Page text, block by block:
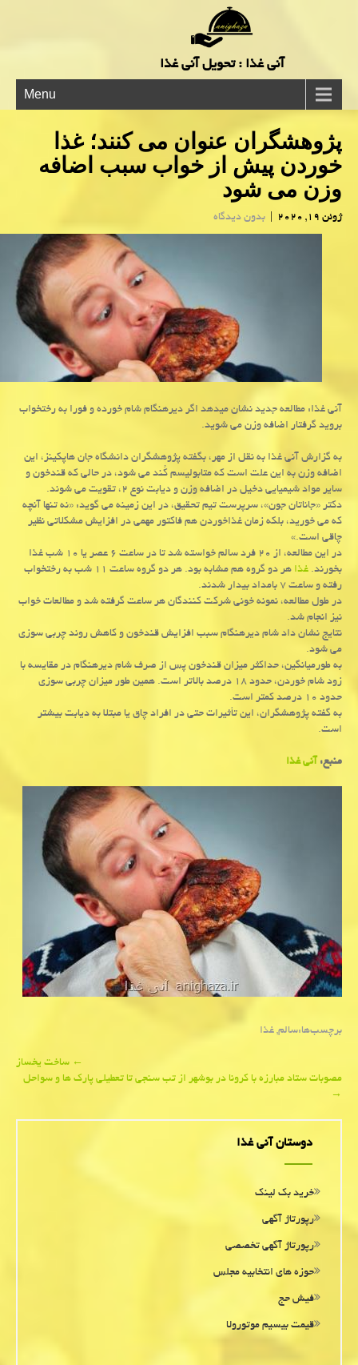
آنی غذا : تحویل آنی غذا
Menu
پژوهشگران عنوان می كنند؛ غذا
خوردن پیش از خواب سبب اضافه
وزن می شود
ژوئن 19, 2020 | بدون دیدگاه
آنی غذا: مطالعه جدید نشان میدهد اگر دیرهنگام شام خورده و فورا به رختخواب
بروید گرفتار اضافه وزن می شوید.
به گزارش آنی غذا به نقل از مهر، بگفته پژوهشگران دانشگاه جان هاپکینز، این
اضافه وزن به این علت است که متابولیسم کُند می شود، در حالی که قندخون و
سایر مواد شیمیایی دخیل در اضافه وزن و دیابت نوع ۲، تقویت می شوند.
دکتر «جاناتان جون»، سرپرست تیم تحقیق، در این زمینه می گوید: «نه تنها آنچه
که می خورید، بلکه زمان غذاخوردن هم فاکتور مهمی در افزایش مشکلاتی نظیر
چاقی است.»
در این مطالعه، از ۲۰ فرد سالم خواسته شد تا در ساعت ۶ عصر یا ۱۰ شب غذا
بخورند.غذا
هر دو گروه هم مشابه بود. هر دو گروه ساعت ۱۱ شب به رختخواب
رفته و ساعت ۷ بامداد بیدار شدند.
در طول مطالعه، نمونه خونی شرکت کنندگان هر ساعت گرفته شد و مطالعات خواب
نیز انجام شد.
نتایج نشان داد شام دیرهنگام سبب افزایش قندخون و کاهش روند چربی سوزی
می شود.
به طورمیانگین، حداکثر میزان قندخون پس از صرف شام دیرهنگام در مقایسه با
زود شام خوردن، حدود ۱۸ درصد بالاتر است. همین طور میزان چربی سوزی
حدود ۱۰ درصد کمتر است.
به گفته پژوهشگران، این تأثیرات حتی در افراد چاق یا مبتلا به دیابت بیشتر
است.
منبع:آنی غذا
برچسب‌ها:سالم,غذا
navigation
←ساخت یخساز
مصوبات ستاد مبارزه با كرونا در بوشهر از تب سنجی تا تعطیلی پارك ها و سواحل
→
دوستان آنی غذا
خرید بک لینک
رپورتاژ آگهی
رپورتاژ آگهی تخصصی
حوزه های انتخابیه مجلس
فیش حج
قیمت بیسیم موتورولا